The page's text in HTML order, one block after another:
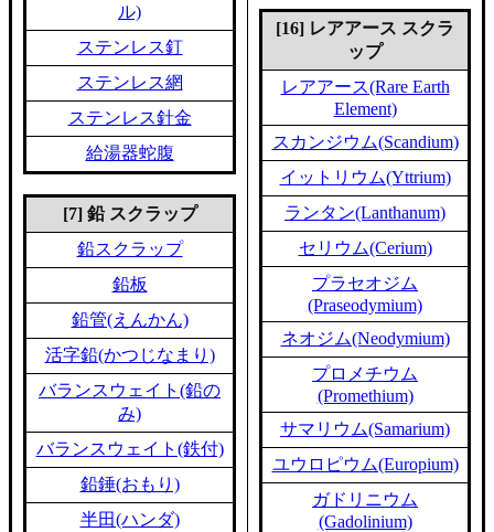
ル)
ステンレス釘
ステンレス網
ステンレス針金
給湯器蛇腹
[7] 鉛 スクラップ
鉛スクラップ
鉛板
鉛管(えんかん)
活字鉛(かつじなまり)
バランスウェイト(鉛の
み)
バランスウェイト(鉄付)
鉛錘(おもり)
半田(ハンダ)
[16] レアアース スクラ
ップ
レアアース(Rare Earth
Element)
スカンジウム(Scandium)
イットリウム(Yttrium)
ランタン(Lanthanum)
セリウム(Cerium)
プラセオジム
(Praseodymium)
ネオジム(Neodymium)
プロメチウム
(Promethium)
サマリウム(Samarium)
ユウロピウム(Europium)
ガドリニウム
(Gadolinium)